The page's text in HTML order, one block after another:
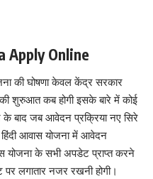
Apply Online
की घोषणा केवल केंद्र सरकार
की शुरुआत कब होगी इसके बारे में कोई
बाद जब आवेदन प्रक्रिया नए सिरे
आवास योजना में आवेदन
योजना के सभी अपडेट प्राप्त करने
लगातार नजर रखनी होगी।